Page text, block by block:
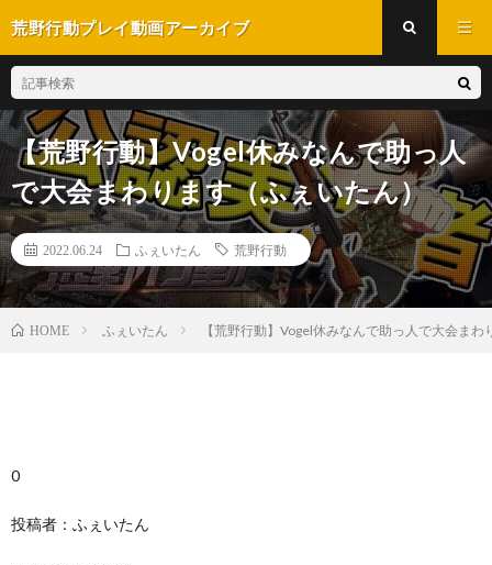
荒野行動プレイ動画アーカイブ
【荒野行動】Vogel休みなんで助っ人
で大会まわります（ふぇいたん）
2022.06.24 ふぇいたん 荒野行動
HOME ふぇいたん 【荒野行動】Vogel休みなんで助っ人で大会ま
0
投稿者：ふぇいたん